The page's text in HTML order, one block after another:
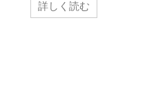
す。 怒りは、爆発的なエネ
詳しく読む